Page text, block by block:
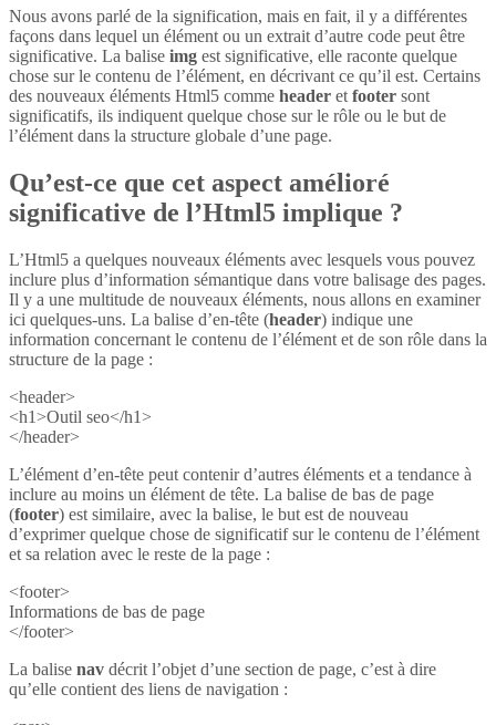
Nous avons parlé de la signification, mais en fait, il y a différentes
façons dans lequel un élément ou un extrait d’autre code peut être
significative. La balise img est significative, elle raconte quelque
chose sur le contenu de l’élément, en décrivant ce qu’il est. Certains
des nouveaux éléments Html5 comme header et footer sont
significatifs, ils indiquent quelque chose sur le rôle ou le but de
l’élément dans la structure globale d’une page.
Qu’est-ce que cet aspect amélioré
significative de l’Html5 implique ?
L’Html5 a quelques nouveaux éléments avec lesquels vous pouvez
inclure plus d’information sémantique dans votre balisage des pages.
Il y a une multitude de nouveaux éléments, nous allons en examiner
ici quelques-uns. La balise d’en-tête (header) indique une
information concernant le contenu de l’élément et de son rôle dans la
structure de la page :
<header>
<h1>Outil seo</h1>
</header>
L’élément d’en-tête peut contenir d’autres éléments et a tendance à
inclure au moins un élément de tête. La balise de bas de page
(footer) est similaire, avec la balise, le but est de nouveau
d’exprimer quelque chose de significatif sur le contenu de l’élément
et sa relation avec le reste de la page :
<footer>
Informations de bas de page
</footer>
La balise nav décrit l’objet d’une section de page, c’est à dire
qu’elle contient des liens de navigation :